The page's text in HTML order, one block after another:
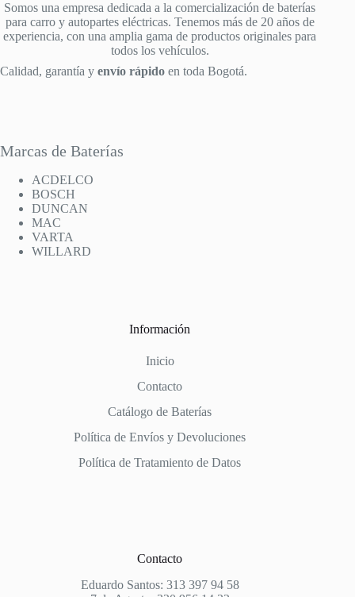
Somos una empresa dedicada a la comercialización de baterías
para carro y autopartes eléctricas. Tenemos más de 20 años de
experiencia, con una amplia gama de productos originales para
todos los vehículos.
Calidad, garantía y envío rápido en toda Bogotá.
Marcas de Baterías
ACDELCO
BOSCH
DUNCAN
MAC
VARTA
WILLARD
Información
Inicio
Contacto
Catálogo de Baterías
Política de Envíos y Devoluciones
Política de Tratamiento de Datos
Contacto
Eduardo Santos: 313 397 94 58